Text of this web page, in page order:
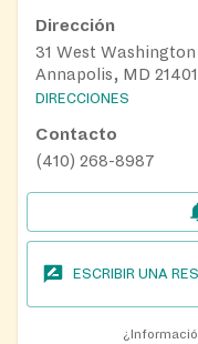
Dirección
31 West
Annapolis, MD 21401
DIRECCIONES
Contacto
(410) 268-8987
ESCRIBIR UNA